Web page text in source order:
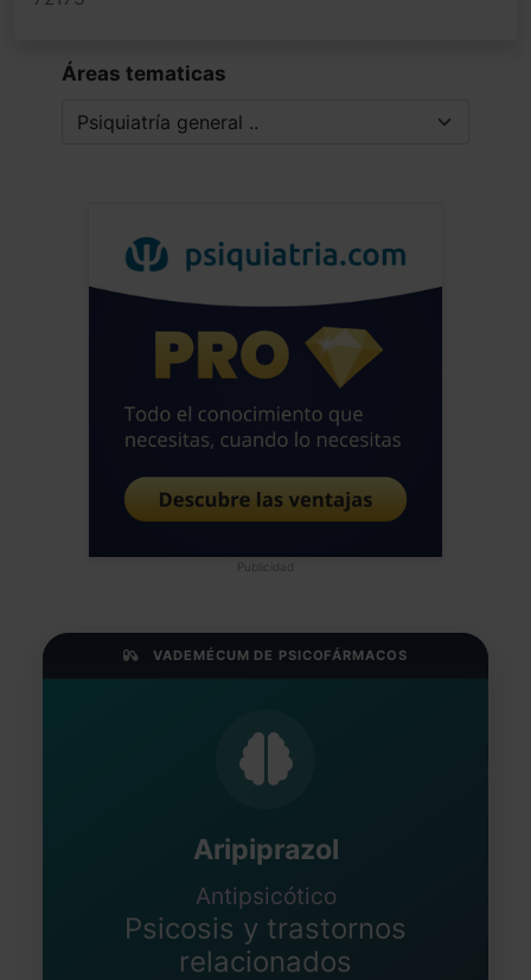
Áreas tematicas
Publicidad
VADEMÉCUM DE PSICOFÁRMACOS
Aripiprazol
Antipsicótico
Psicosis y trastornos
relacionados